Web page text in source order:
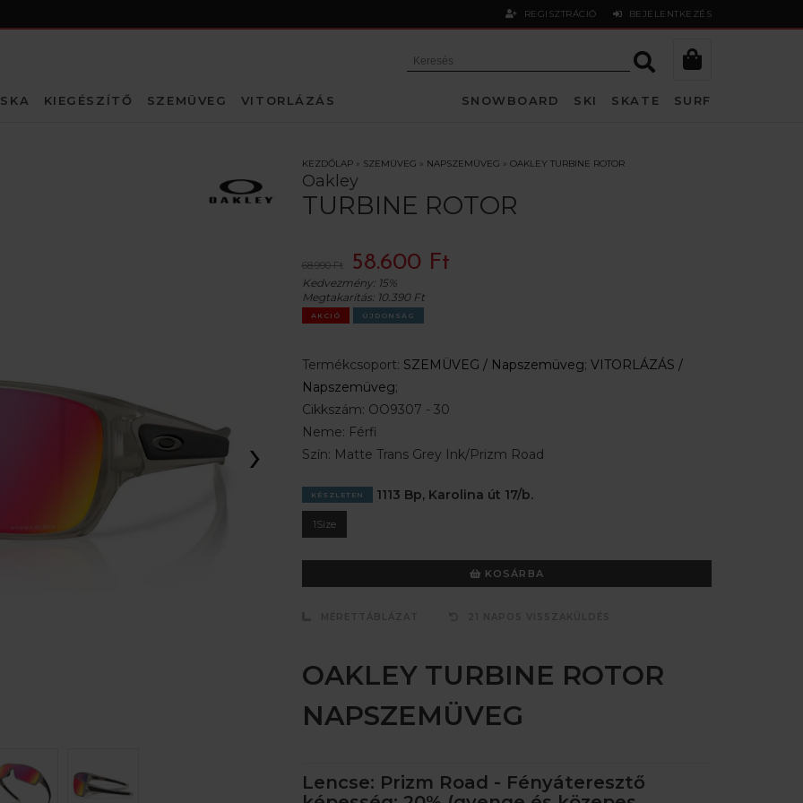
REGISZTRÁCIÓ BEJELENTKEZÉS
KIEGÉSZÍTŐ SZEMÜVEG VITORLÁZÁS SNOWBOARD SKI SKATE SURF
›
KEZDŐLAP» SZEMÜVEG » NAPSZEMÜVEG » OAKLEY TURBINE ROTOR
Oakley
TURBINE ROTOR
68.990 Ft 58.600 Ft
Kedvezmény: 15%
Megtakarítás: 10.390 Ft
AKCIÓ ÚJDONSÁG
Termékcsoport: SZEMÜVEG / Napszemüveg; VITORLÁZÁS /
Napszemüveg;
Cikkszám: OO9307 - 30
Neme: Férfi
Szín: Matte Trans Grey Ink/Prizm Road
KÉSZLETEN 1113 Bp, Karolina út 17/b.
1Size
KOSÁRBA
OAKLEY TURBINE ROTOR
NAPSZEMÜVEG
Lencse: Prizm Road - Fényáteresztő